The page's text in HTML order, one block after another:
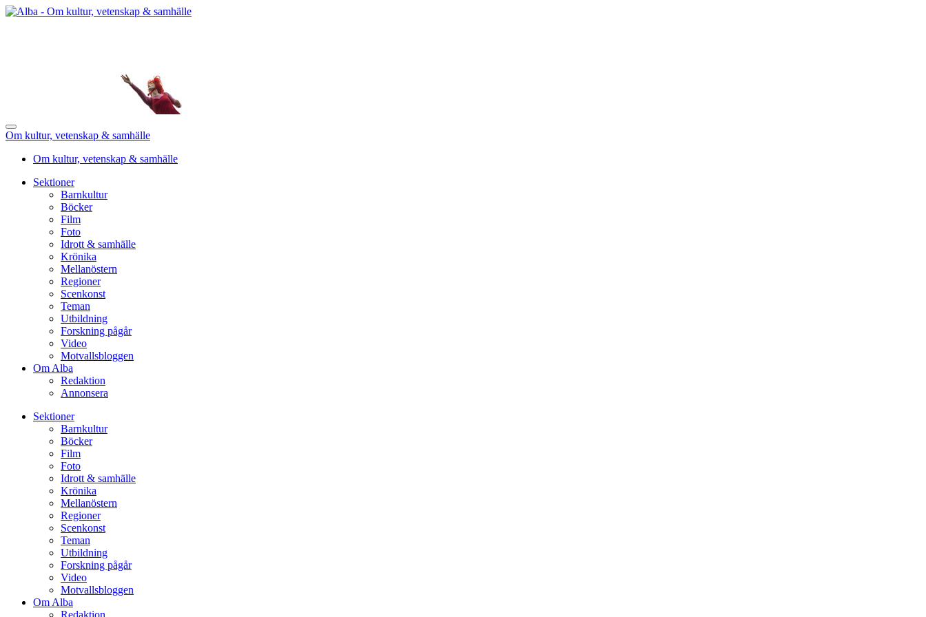
Om kultur, vetenskap & samhälle
Om kultur, vetenskap & samhälle
Sektioner
Barnkultur
Böcker
Film
Foto
Idrott & samhälle
Krönika
Mellanöstern
Regioner
Scenkonst
Teman
Utbildning
Forskning pågår
Video
Motvallsbloggen
Om Alba
Redaktion
Annonsera
Sektioner
Barnkultur
Böcker
Film
Foto
Idrott & samhälle
Krönika
Mellanöstern
Regioner
Scenkonst
Teman
Utbildning
Forskning pågår
Video
Motvallsbloggen
Om Alba
Redaktion